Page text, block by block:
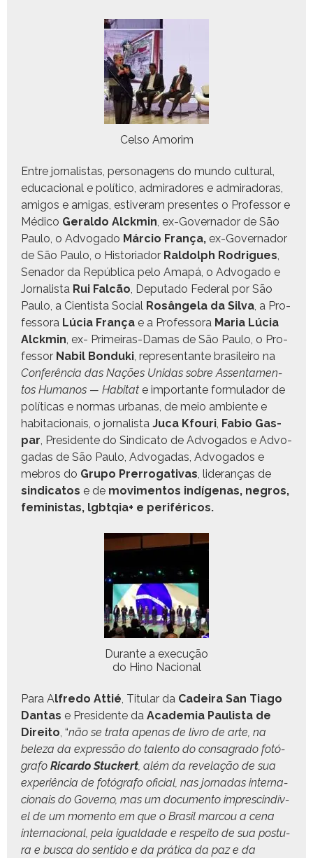
Cel­so Amorim
Entre jor­nal­is­tas, per­son­agens do mun­do cul­tur­al,
edu­ca­cional e políti­co, admi­radores e admi­rado­ras,
ami­gos e ami­gas, estiver­am pre­sentes o Pro­fes­sor e
Médi­co Ger­al­do Alck­min, ex-Gov­er­nador de São
Paulo, o Advo­ga­do Már­cio França, ex-Gov­er­nador
de São Paulo, o His­to­ri­ador Ral­dolph Rodrigues,
Senador da Repúbli­ca pelo Amapá, o Advo­ga­do e
Jor­nal­ista Rui Fal­cão, Dep­uta­do Fed­er­al por São
Paulo, a Cien­tista Social Rosân­gela da Sil­va, a Pro­
fes­so­ra Lúcia França e a Pro­fes­so­ra Maria Lúcia
Alck­min, ex- Primeiras-Damas de São Paulo, o Pro­
fes­sor Nabil Bon­du­ki, rep­re­sen­tante brasileiro na
Con­fer­ên­cia das Nações Unidas sobre Assen­ta­men­
tos Humanos — Habi­tat e impor­tante for­mu­lador de
políti­cas e nor­mas urbanas, de meio ambi­ente e
habita­cionais, o jor­nal­ista Juca Kfouri, Fabio Gas­
par, Pres­i­dente do Sindi­ca­to de Advo­ga­dos e Advo­
gadas de São Paulo, Advo­gadas, Advo­ga­dos e
mebros do Grupo Pre­rrog­a­ti­vas, lid­er­anças de
sindi­catos e de movi­men­tos indí­ge­nas, negros,
fem­i­nistas, lgbtqia+ e periféricos.
Durante a exe­cução
do Hino Nacional
Para Alfre­do Attié, Tit­u­lar da Cadeira San Tia­go
Dan­tas e Pres­i­dente da Acad­e­mia Paulista de
Dire­ito, “não se tra­ta ape­nas de livro de arte, na
beleza da expressão do tal­en­to do con­sagra­do fotó­
grafo Ricar­do Stuck­ert, além da rev­e­lação de sua
exper­iên­cia de fotó­grafo ofi­cial, nas jor­nadas inter­na­
cionais do Gov­er­no, mas um doc­u­men­to impre­scindív­
el de um momen­to em que o Brasil mar­cou a cena
inter­na­cional, pela igual­dade e respeito de sua pos­tu­
ra e bus­ca do sen­ti­do e da práti­ca da paz e da